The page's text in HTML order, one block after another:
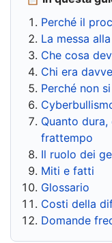
Perché il
La messa
Che cosa
Chi era
Perché non
Quanto
frattempo
Il ruolo dei
Miti e fatti
Glossario
Costi della
Domande